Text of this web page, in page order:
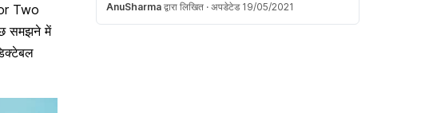
Two
समझने में
AnuSharma द्वारा लिखित · अपडेटेड 19/05/2021